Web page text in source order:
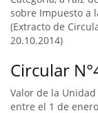
sobre Impuesto a
(Extracto de
20.10.2014)
Circular
Valor de la
entre el 1 de